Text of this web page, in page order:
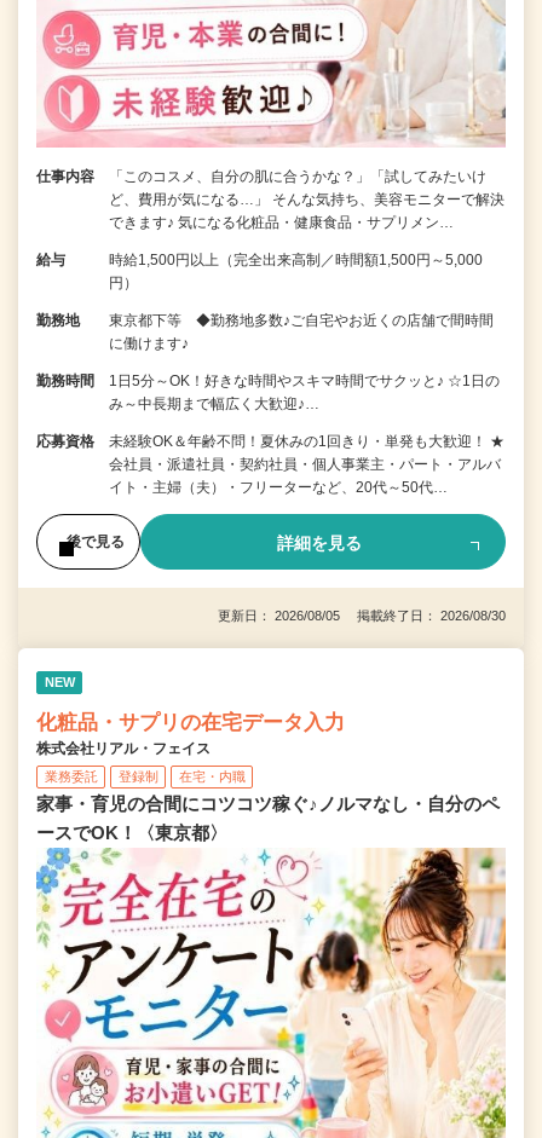
仕事内容
「このコスメ、自分の肌に合うかな？」「試してみたいけ
ど、費用が気になる…」 そんな気持ち、美容モニターで解決
できます♪ 気になる化粧品・健康食品・サプリメン…
給与
時給1,500円以上（完全出来高制／時間額1,500円～5,000
円）
勤務地
東京都下等 ◆勤務地多数♪ご自宅やお近くの店舗で間時間
に働けます♪
勤務時間
1日5分～OK！好きな時間やスキマ時間でサクッと♪ ☆1日の
み～中長期まで幅広く大歓迎♪…
応募資格
未経験OK＆年齢不問！夏休みの1回きり・単発も大歓迎！ ★
会社員・派遣社員・契約社員・個人事業主・パート・アルバ
イト・主婦（夫）・フリーターなど、20代～50代…
後で見る 詳細を見る
更新日： 2026/08/05 掲載終了日： 2026/08/30
NEW
化粧品・サプリの在宅データ入力
株式会社リアル・フェイス
業務委託 登録制 在宅・内職
家事・育児の合間にコツコツ稼ぐ♪ノルマなし・自分のペ
ースでOK！〈東京都〉